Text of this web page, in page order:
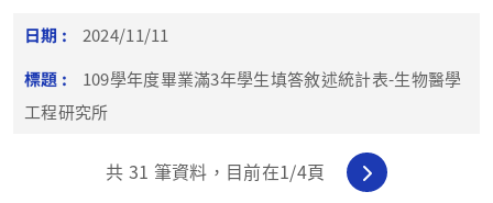
2024/11/11
109學年度畢業滿3年學生填答敘述統計表-生物醫學
工程研究所
共31 筆資料，目前在1/4頁